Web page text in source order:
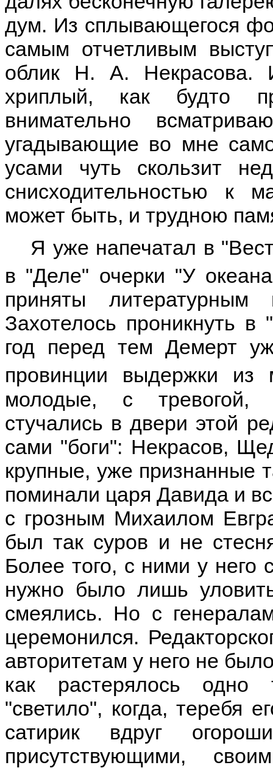
дум. Из сплывающегося
самым отчетливым
облик Н. А. Некрасова.
хриплый, как будто
внимательно
угадывающие во мне
усами чуть скользит
снисходительностью к
может быть, и трудною
Я уже напечатал в
в "Деле" очерки "У
приняты
Захотелось проникнуть в
год перед тем Демерт
провинции выдержки из
молодые, с тревогой,
стучались в двери этой
сами "боги": Некрасов,
крупные, уже признанные
поминали царя Давида и
с грозным Михаилом
был так суров и не
Более того, с ними у него
нужно было лишь
смеялись. Но с
церемонился.
авторитетам у него не
как растерялось
"светило", когда, теребя
сатирик вдруг
присутствующими,